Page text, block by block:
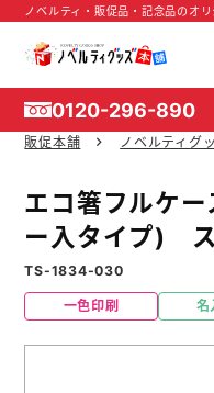
ノベルティ・販促品・記念品のオ
0120-296-890
商品一覧
ご利用ガイド
入稿ガイド
販促本舗 ノベルティグ
エコ箸フルケ
ー入タイプ)
TS-1834-030
一色印刷 名